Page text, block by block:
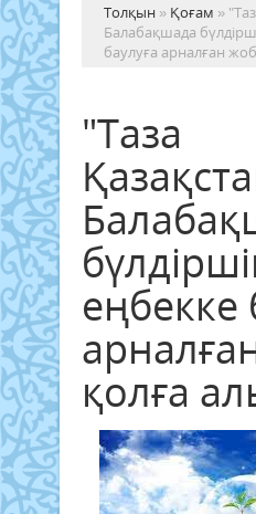
Толқын » Қоғам »
Балабақшада
баулуға арналған
"Таза
еңбекке
қолға